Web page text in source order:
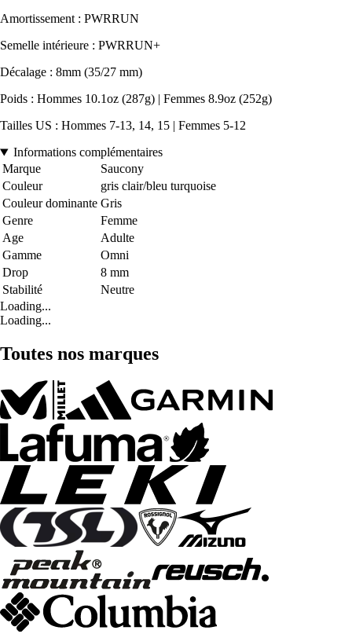
Amortissement : PWRRUN
Semelle intérieure : PWRRUN+
Décalage : 8mm (35/27 mm)
Poids : Hommes 10.1oz (287g) | Femmes 8.9oz (252g)
Tailles US : Hommes 7-13, 14, 15 | Femmes 5-12
Informations complémentaires
Marque
Saucony
Couleur
gris clair/bleu turquoise
Couleur dominante Gris
Genre
Femme
Age
Adulte
Gamme
Omni
Drop
8 mm
Stabilité
Neutre
Loading...
Loading...
Toutes nos marques